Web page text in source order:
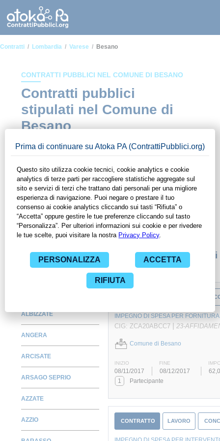
Contratti Lombardia Varese Besano
CONTRATTI PUBBLICI NEL COMUNE DI BESANO
Contratti pubblici
stipulati nel Comune di
Besano
ad alcuni dei contratti presenti nella piattaforma stipulati
ContrattiPubblici.org potrai monitorare la scadenza dei
contratti pubblici di tuo interesse e programmare la tua attività
commerciale con le Pubbliche Amministrazioni con largo
anticipo. Il servizio di ContrattiPubblici.org offre agli utenti 7
giorni di prova gratuiti per avere l'opportunità di conoscere e
consultare tutti i dati inerenti ai contratti stipulati da una
specifica PA, compresi gli affidamenti diretti.
Monitora alcuni
ALBIZZATE
ANGERA
ARCISATE
ARSAGO SEPRIO
AZZATE
AZZIO
IMPEGNO DI SPESA PER
CIG: ZCA20ABCC7 | 23-
Comune di Besano
INIZIO FINE
08/11/2017 08/12/2017
1
Partecipante
CONTRATTO LAVORO